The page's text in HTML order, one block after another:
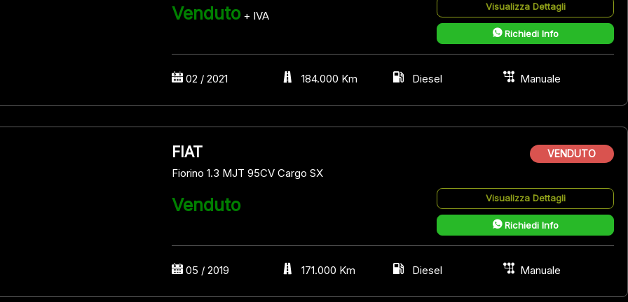
Venduto + IVA
Visualizza Dettagli
Richiedi Info
02 / 2021 184.000 Km Diesel Manuale
FIAT
Fiorino 1.3 MJT 95CV Cargo SX
VENDUTO
Venduto Visualizza Dettagli
Richiedi Info
05 / 2019 171.000 Km Diesel Manuale